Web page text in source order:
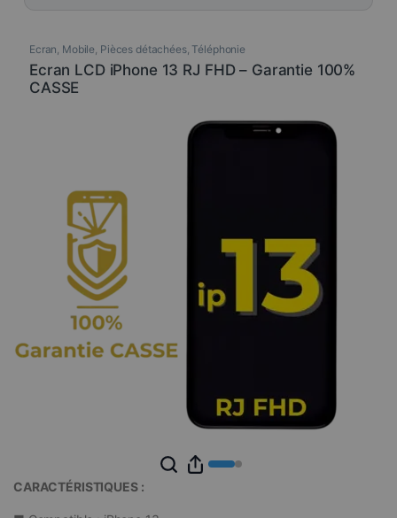
Ecran, Mobile, Pièces détachées, Téléphonie
Ecran LCD iPhone 13 RJ FHD – Garantie 100%
CASSE
CARACTÉRISTIQUES :